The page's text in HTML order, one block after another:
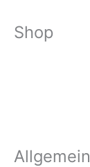
Shop
Allgemein